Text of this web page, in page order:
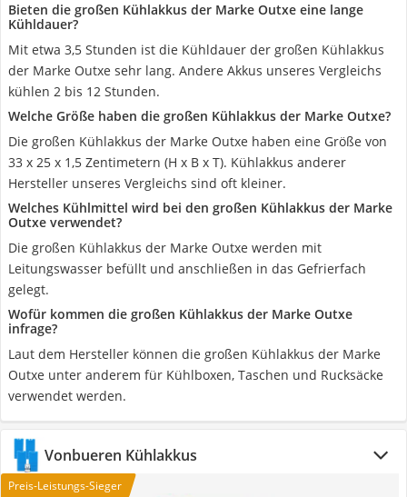
Bieten die großen Kühlakkus der Marke Outxe eine lange
Kühldauer?
Mit etwa 3,5 Stunden ist die Kühldauer der großen Kühlakkus
der Marke Outxe sehr lang. Andere Akkus unseres Vergleichs
kühlen 2 bis 12 Stunden.
Welche Größe haben die großen Kühlakkus der Marke Outxe?
Die großen Kühlakkus der Marke Outxe haben eine Größe von
33 x 25 x 1,5 Zentimetern (H x B x T). Kühlakkus anderer
Hersteller unseres Vergleichs sind oft kleiner.
Welches Kühlmittel wird bei den großen Kühlakkus der Marke
Outxe verwendet?
Die großen Kühlakkus der Marke Outxe werden mit
Leitungswasser befüllt und anschließen in das Gefrierfach
gelegt.
Wofür kommen die großen Kühlakkus der Marke Outxe
infrage?
Laut dem Hersteller können die großen Kühlakkus der Marke
Outxe unter anderem für Kühlboxen, Taschen und Rucksäcke
verwendet werden.
Vonbueren Kühlakkus
Preis-Leistungs-Sieger